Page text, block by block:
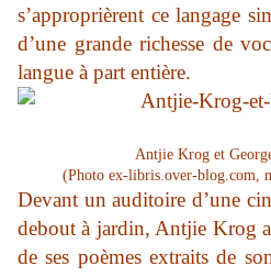
s’approprièrent ce langage
d’une grande richesse de
langue à part entière.
Antjie Krog et
(Photo ex-libris.over-blog.com,
Devant un auditoire d’une
debout à jardin, Antjie Krog
de ses poèmes extraits de